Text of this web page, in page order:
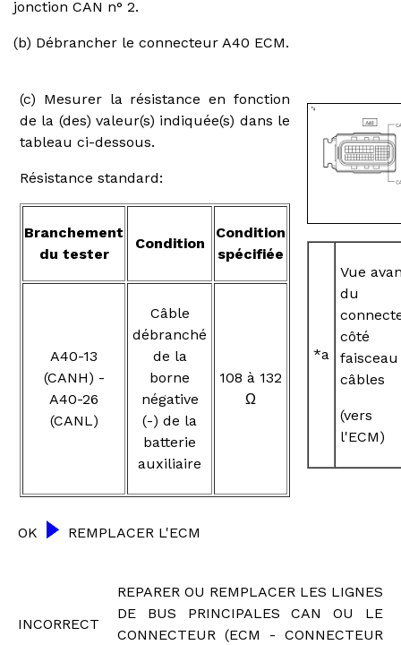
jonction CAN n° 2.
(b) Débrancher le connecteur A40 ECM.
(c) Mesurer la résistance en fonction
de la (des) valeur(s) indiquée(s) dans le
tableau ci-dessous.
Résistance standard:
Branchement
du tester
Condition
Condition
spécifiée
A40-13
(CANH) -
A40-26
(CANL)
Câble
débranché
de la
borne
négative
(-) de la
batterie
auxiliaire
108 à 132
Ω
*a
Vue
du
côté
câbles
(vers
l'ECM)
OK REMPLACER L'ECM
INCORRECT
REPARER OU REMPLACER LES LIGNES
DE BUS PRINCIPALES CAN OU LE
CONNECTEUR (ECM - CONNECTEUR